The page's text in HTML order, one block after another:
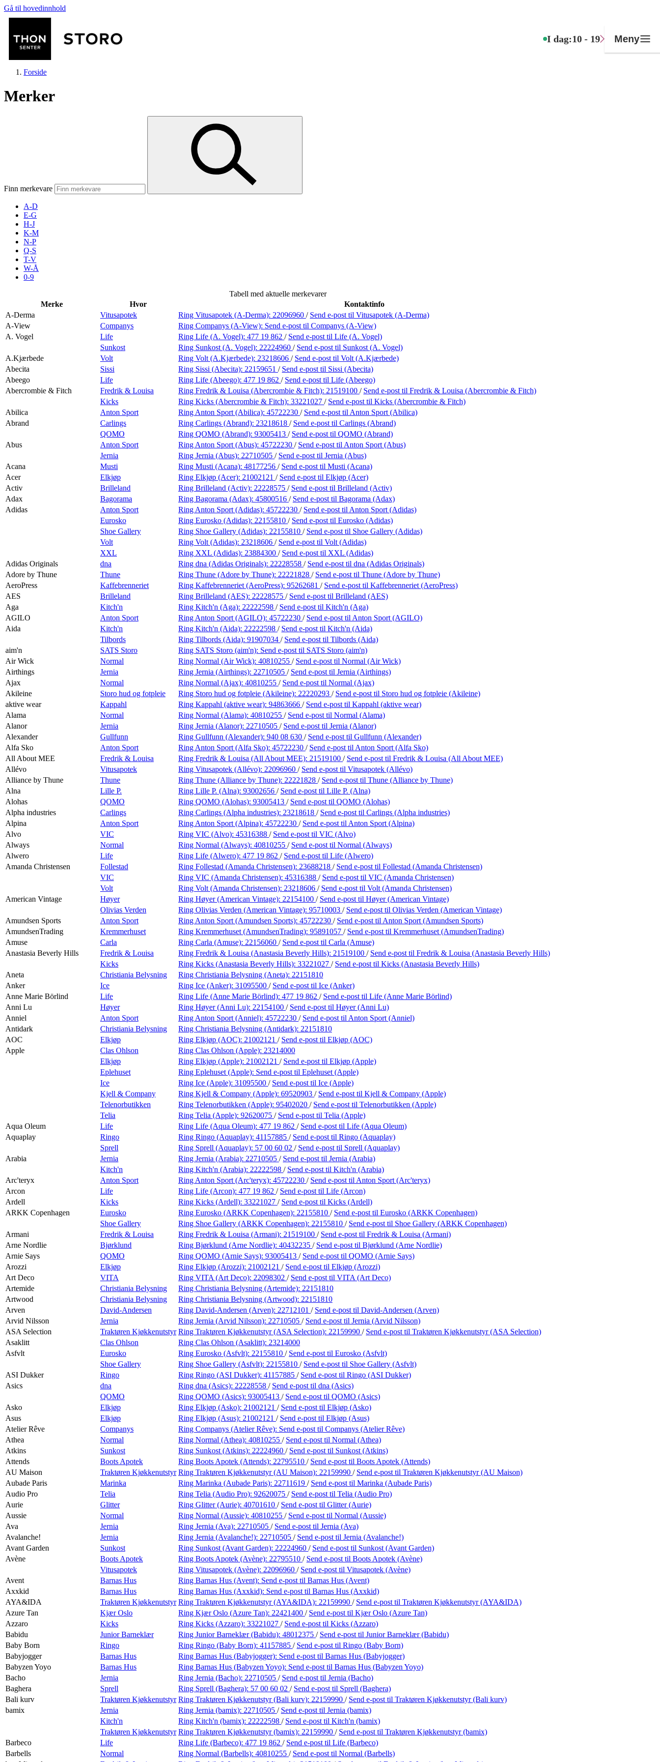
Gå til hovedinnhold
I dag:10 - 19 Meny
Mat og drikke
Merker
Inspirasjon
Praktisk informasjon
Ledige stillinger
Forside
Merker
Finn merkevare
A-D
E-G
H-J
K-M
N-P
Q-S
T-V
W-Å
0-9
Tabell med aktuelle merkevarer
Merke
Hvor
Kontaktinfo
A-Derma
Vitusapotek Ring Vitusapotek (A-Derma): 22096960 / Send e-post til Vitusapotek (A-Derma)
A-View
Companys Ring Companys (A-View): Send e-post til Companys (A-View)
A. Vogel
Life Ring Life (A. Vogel): 477 19 862 / Send e-post til Life (A. Vogel)
Sunkost
Ring Sunkost (A. Vogel): 22224960 / Send e-post til Sunkost (A. Vogel)
A.Kjærbede
Volt Ring Volt (A.Kjærbede): 23218606 / Send e-post til Volt (A.Kjærbede)
Abecita
Sissi Ring Sissi (Abecita): 22159651 / Send e-post til Sissi (Abecita)
Abeego
Life Ring Life (Abeego): 477 19 862 / Send e-post til Life (Abeego)
Abercrombie & Fitch
Fredrik & Louisa Ring Fredrik & Louisa (Abercrombie & Fitch): 21519100 / Send e-post til Fredrik & Louisa (Abercrombie & Fitch)
Kicks
Ring Kicks (Abercrombie & Fitch): 33221027 / Send e-post til Kicks (Abercrombie & Fitch)
Abilica
Anton Sport Ring Anton Sport (Abilica): 45722230 / Send e-post til Anton Sport (Abilica)
Abrand
Carlings Ring Carlings (Abrand): 23218618 / Send e-post til Carlings (Abrand)
QOMO
Ring QOMO (Abrand): 93005413 / Send e-post til QOMO (Abrand)
Abus
Anton Sport Ring Anton Sport (Abus): 45722230 / Send e-post til Anton Sport (Abus)
Jernia
Ring Jernia (Abus): 22710505 / Send e-post til Jernia (Abus)
Acana
Musti Ring Musti (Acana): 48177256 / Send e-post til Musti (Acana)
Acer
Elkjøp Ring Elkjøp (Acer): 21002121 / Send e-post til Elkjøp (Acer)
Activ
Brilleland Ring Brilleland (Activ): 22228575 / Send e-post til Brilleland (Activ)
Adax
Bagorama Ring Bagorama (Adax): 45800516 / Send e-post til Bagorama (Adax)
Adidas
Anton Sport Ring Anton Sport (Adidas): 45722230 / Send e-post til Anton Sport (Adidas)
Eurosko
Ring Eurosko (Adidas): 22155810 / Send e-post til Eurosko (Adidas)
Shoe Gallery
Ring Shoe Gallery (Adidas): 22155810 / Send e-post til Shoe Gallery (Adidas)
Volt
Ring Volt (Adidas): 23218606 / Send e-post til Volt (Adidas)
XXL
Ring XXL (Adidas): 23884300 / Send e-post til XXL (Adidas)
Adidas Originals
dna Ring dna (Adidas Originals): 22228558 / Send e-post til dna (Adidas Originals)
Adore by Thune
Thune Ring Thune (Adore by Thune): 22221828 / Send e-post til Thune (Adore by Thune)
AeroPress
Kaffebrenneriet Ring Kaffebrenneriet (AeroPress): 95262681 / Send e-post til Kaffebrenneriet (AeroPress)
AES
Brilleland Ring Brilleland (AES): 22228575 / Send e-post til Brilleland (AES)
Aga
Kitch'n Ring Kitch'n (Aga): 22222598 / Send e-post til Kitch'n (Aga)
AGILO
Anton Sport Ring Anton Sport (AGILO): 45722230 / Send e-post til Anton Sport (AGILO)
Aida
Kitch'n Ring Kitch'n (Aida): 22222598 / Send e-post til Kitch'n (Aida)
Tilbords
Ring Tilbords (Aida): 91907034 / Send e-post til Tilbords (Aida)
aim'n
SATS Storo Ring SATS Storo (aim'n): Send e-post til SATS Storo (aim'n)
Air Wick
Normal Ring Normal (Air Wick): 40810255 / Send e-post til Normal (Air Wick)
Airthings
Jernia Ring Jernia (Airthings): 22710505 / Send e-post til Jernia (Airthings)
Ajax
Normal Ring Normal (Ajax): 40810255 / Send e-post til Normal (Ajax)
Akileine
Storo hud og fotpleie Ring Storo hud og fotpleie (Akileine): 22220293 / Send e-post til Storo hud og fotpleie (Akileine)
aktive wear
Kappahl Ring Kappahl (aktive wear): 94863666 / Send e-post til Kappahl (aktive wear)
Alama
Normal Ring Normal (Alama): 40810255 / Send e-post til Normal (Alama)
Alanor
Jernia Ring Jernia (Alanor): 22710505 / Send e-post til Jernia (Alanor)
Alexander
Gullfunn Ring Gullfunn (Alexander): 940 08 630 / Send e-post til Gullfunn (Alexander)
Alfa Sko
Anton Sport Ring Anton Sport (Alfa Sko): 45722230 / Send e-post til Anton Sport (Alfa Sko)
All About MEE
Fredrik & Louisa Ring Fredrik & Louisa (All About MEE): 21519100 / Send e-post til Fredrik & Louisa (All About MEE)
Allévo
Vitusapotek Ring Vitusapotek (Allévo): 22096960 / Send e-post til Vitusapotek (Allévo)
Alliance by Thune
Thune Ring Thune (Alliance by Thune): 22221828 / Send e-post til Thune (Alliance by Thune)
Alna
Lille P. Ring Lille P. (Alna): 93002656 / Send e-post til Lille P. (Alna)
Alohas
QOMO Ring QOMO (Alohas): 93005413 / Send e-post til QOMO (Alohas)
Alpha industries
Carlings Ring Carlings (Alpha industries): 23218618 / Send e-post til Carlings (Alpha industries)
Alpina
Anton Sport Ring Anton Sport (Alpina): 45722230 / Send e-post til Anton Sport (Alpina)
Alvo
VIC Ring VIC (Alvo): 45316388 / Send e-post til VIC (Alvo)
Always
Normal Ring Normal (Always): 40810255 / Send e-post til Normal (Always)
Alwero
Life Ring Life (Alwero): 477 19 862 / Send e-post til Life (Alwero)
Amanda Christensen
Follestad Ring Follestad (Amanda Christensen): 23688218 / Send e-post til Follestad (Amanda Christensen)
VIC
Ring VIC (Amanda Christensen): 45316388 / Send e-post til VIC (Amanda Christensen)
Volt
Ring Volt (Amanda Christensen): 23218606 / Send e-post til Volt (Amanda Christensen)
American Vintage
Høyer Ring Høyer (American Vintage): 22154100 / Send e-post til Høyer (American Vintage)
Olivias Verden
Ring Olivias Verden (American Vintage): 95710003 / Send e-post til Olivias Verden (American Vintage)
Amundsen Sports
Anton Sport Ring Anton Sport (Amundsen Sports): 45722230 / Send e-post til Anton Sport (Amundsen Sports)
AmundsenTrading
Kremmerhuset Ring Kremmerhuset (AmundsenTrading): 95891057 / Send e-post til Kremmerhuset (AmundsenTrading)
Amuse
Carla Ring Carla (Amuse): 22156060 / Send e-post til Carla (Amuse)
Anastasia Beverly Hills
Fredrik & Louisa Ring Fredrik & Louisa (Anastasia Beverly Hills): 21519100 / Send e-post til Fredrik & Louisa (Anastasia Beverly Hills)
Kicks
Ring Kicks (Anastasia Beverly Hills): 33221027 / Send e-post til Kicks (Anastasia Beverly Hills)
Aneta
Christiania Belysning Ring Christiania Belysning (Aneta): 22151810
Anker
Ice Ring Ice (Anker): 31095500 / Send e-post til Ice (Anker)
Anne Marie Börlind
Life Ring Life (Anne Marie Börlind): 477 19 862 / Send e-post til Life (Anne Marie Börlind)
Anni Lu
Høyer Ring Høyer (Anni Lu): 22154100 / Send e-post til Høyer (Anni Lu)
Anniel
Anton Sport Ring Anton Sport (Anniel): 45722230 / Send e-post til Anton Sport (Anniel)
Antidark
Christiania Belysning Ring Christiania Belysning (Antidark): 22151810
AOC
Elkjøp Ring Elkjøp (AOC): 21002121 / Send e-post til Elkjøp (AOC)
Apple
Clas Ohlson Ring Clas Ohlson (Apple): 23214000
Elkjøp
Ring Elkjøp (Apple): 21002121 / Send e-post til Elkjøp (Apple)
Eplehuset
Ring Eplehuset (Apple): Send e-post til Eplehuset (Apple)
Ice
Ring Ice (Apple): 31095500 / Send e-post til Ice (Apple)
Kjell & Company
Ring Kjell & Company (Apple): 69520903 / Send e-post til Kjell & Company (Apple)
Telenorbutikken
Ring Telenorbutikken (Apple): 95402020 / Send e-post til Telenorbutikken (Apple)
Telia
Ring Telia (Apple): 92620075 / Send e-post til Telia (Apple)
Aqua Oleum
Life Ring Life (Aqua Oleum): 477 19 862 / Send e-post til Life (Aqua Oleum)
Aquaplay
Ringo Ring Ringo (Aquaplay): 41157885 / Send e-post til Ringo (Aquaplay)
Sprell
Ring Sprell (Aquaplay): 57 00 60 02 / Send e-post til Sprell (Aquaplay)
Arabia
Jernia Ring Jernia (Arabia): 22710505 / Send e-post til Jernia (Arabia)
Kitch'n
Ring Kitch'n (Arabia): 22222598 / Send e-post til Kitch'n (Arabia)
Arc'teryx
Anton Sport Ring Anton Sport (Arc'teryx): 45722230 / Send e-post til Anton Sport (Arc'teryx)
Arcon
Life Ring Life (Arcon): 477 19 862 / Send e-post til Life (Arcon)
Ardell
Kicks Ring Kicks (Ardell): 33221027 / Send e-post til Kicks (Ardell)
ARKK Copenhagen
Eurosko Ring Eurosko (ARKK Copenhagen): 22155810 / Send e-post til Eurosko (ARKK Copenhagen)
Shoe Gallery
Ring Shoe Gallery (ARKK Copenhagen): 22155810 / Send e-post til Shoe Gallery (ARKK Copenhagen)
Armani
Fredrik & Louisa Ring Fredrik & Louisa (Armani): 21519100 / Send e-post til Fredrik & Louisa (Armani)
Arne Nordlie
Bjørklund Ring Bjørklund (Arne Nordlie): 40432235 / Send e-post til Bjørklund (Arne Nordlie)
Arnie Says
QOMO Ring QOMO (Arnie Says): 93005413 / Send e-post til QOMO (Arnie Says)
Arozzi
Elkjøp Ring Elkjøp (Arozzi): 21002121 / Send e-post til Elkjøp (Arozzi)
Art Deco
VITA Ring VITA (Art Deco): 22098302 / Send e-post til VITA (Art Deco)
Artemide
Christiania Belysning Ring Christiania Belysning (Artemide): 22151810
Artwood
Christiania Belysning Ring Christiania Belysning (Artwood): 22151810
Arven
David-Andersen Ring David-Andersen (Arven): 22712101 / Send e-post til David-Andersen (Arven)
Arvid Nilsson
Jernia Ring Jernia (Arvid Nilsson): 22710505 / Send e-post til Jernia (Arvid Nilsson)
ASA Selection
Traktøren Kjøkkenutstyr Ring Traktøren Kjøkkenutstyr (ASA Selection): 22159990 / Send e-post til Traktøren Kjøkkenutstyr (ASA Selection)
Asaklitt
Clas Ohlson Ring Clas Ohlson (Asaklitt): 23214000
Asfvlt
Eurosko Ring Eurosko (Asfvlt): 22155810 / Send e-post til Eurosko (Asfvlt)
Shoe Gallery
Ring Shoe Gallery (Asfvlt): 22155810 / Send e-post til Shoe Gallery (Asfvlt)
ASI Dukker
Ringo Ring Ringo (ASI Dukker): 41157885 / Send e-post til Ringo (ASI Dukker)
Asics
dna Ring dna (Asics): 22228558 / Send e-post til dna (Asics)
QOMO
Ring QOMO (Asics): 93005413 / Send e-post til QOMO (Asics)
Asko
Elkjøp Ring Elkjøp (Asko): 21002121 / Send e-post til Elkjøp (Asko)
Asus
Elkjøp Ring Elkjøp (Asus): 21002121 / Send e-post til Elkjøp (Asus)
Atelier Rêve
Companys Ring Companys (Atelier Rêve): Send e-post til Companys (Atelier Rêve)
Athea
Normal Ring Normal (Athea): 40810255 / Send e-post til Normal (Athea)
Atkins
Sunkost Ring Sunkost (Atkins): 22224960 / Send e-post til Sunkost (Atkins)
Attends
Boots Apotek Ring Boots Apotek (Attends): 22795510 / Send e-post til Boots Apotek (Attends)
AU Maison
Traktøren Kjøkkenutstyr Ring Traktøren Kjøkkenutstyr (AU Maison): 22159990 / Send e-post til Traktøren Kjøkkenutstyr (AU Maison)
Aubade Paris
Marinka Ring Marinka (Aubade Paris): 22711619 / Send e-post til Marinka (Aubade Paris)
Audio Pro
Telia Ring Telia (Audio Pro): 92620075 / Send e-post til Telia (Audio Pro)
Aurie
Glitter Ring Glitter (Aurie): 40701610 / Send e-post til Glitter (Aurie)
Aussie
Normal Ring Normal (Aussie): 40810255 / Send e-post til Normal (Aussie)
Ava
Jernia Ring Jernia (Ava): 22710505 / Send e-post til Jernia (Ava)
Avalanche!
Jernia Ring Jernia (Avalanche!): 22710505 / Send e-post til Jernia (Avalanche!)
Avant Garden
Sunkost Ring Sunkost (Avant Garden): 22224960 / Send e-post til Sunkost (Avant Garden)
Avène
Boots Apotek Ring Boots Apotek (Avène): 22795510 / Send e-post til Boots Apotek (Avène)
Vitusapotek
Ring Vitusapotek (Avène): 22096960 / Send e-post til Vitusapotek (Avène)
Avent
Barnas Hus Ring Barnas Hus (Avent): Send e-post til Barnas Hus (Avent)
Axxkid
Barnas Hus Ring Barnas Hus (Axxkid): Send e-post til Barnas Hus (Axxkid)
AYA&IDA
Traktøren Kjøkkenutstyr Ring Traktøren Kjøkkenutstyr (AYA&IDA): 22159990 / Send e-post til Traktøren Kjøkkenutstyr (AYA&IDA)
Azure Tan
Kjær Oslo Ring Kjær Oslo (Azure Tan): 22421400 / Send e-post til Kjær Oslo (Azure Tan)
Azzaro
Kicks Ring Kicks (Azzaro): 33221027 / Send e-post til Kicks (Azzaro)
Babidu
Junior Barneklær Ring Junior Barneklær (Babidu): 48012375 / Send e-post til Junior Barneklær (Babidu)
Baby Born
Ringo Ring Ringo (Baby Born): 41157885 / Send e-post til Ringo (Baby Born)
Babyjogger
Barnas Hus Ring Barnas Hus (Babyjogger): Send e-post til Barnas Hus (Babyjogger)
Babyzen Yoyo
Barnas Hus Ring Barnas Hus (Babyzen Yoyo): Send e-post til Barnas Hus (Babyzen Yoyo)
Bacho
Jernia Ring Jernia (Bacho): 22710505 / Send e-post til Jernia (Bacho)
Baghera
Sprell Ring Sprell (Baghera): 57 00 60 02 / Send e-post til Sprell (Baghera)
Bali kurv
Traktøren Kjøkkenutstyr Ring Traktøren Kjøkkenutstyr (Bali kurv): 22159990 / Send e-post til Traktøren Kjøkkenutstyr (Bali kurv)
bamix
Jernia Ring Jernia (bamix): 22710505 / Send e-post til Jernia (bamix)
Kitch'n
Ring Kitch'n (bamix): 22222598 / Send e-post til Kitch'n (bamix)
Traktøren Kjøkkenutstyr Ring Traktøren Kjøkkenutstyr (bamix): 22159990 / Send e-post til Traktøren Kjøkkenutstyr (bamix)
Barbeco
Life Ring Life (Barbeco): 477 19 862 / Send e-post til Life (Barbeco)
Barbells
Normal Ring Normal (Barbells): 40810255 / Send e-post til Normal (Barbells)